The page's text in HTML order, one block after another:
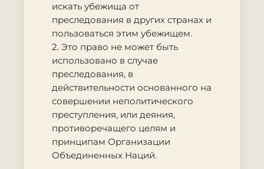
искать убежища от
преследования в других странах и
пользоваться этим убежищем.
2. Это право не может быть
использовано в случае
преследования, в
действительности основанного на
совершении неполитического
преступления, или деяния,
противоречащего целям и
принципам Организации
Объединенных Наций.